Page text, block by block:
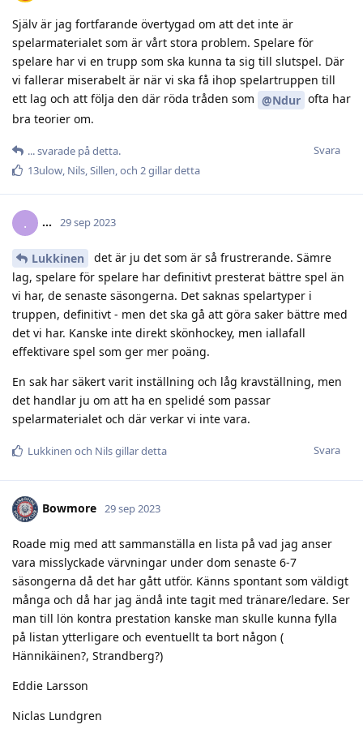
Själv är jag fortfarande övertygad om att det inte är
spelarmaterialet som är vårt stora problem. Spelare för
spelare har vi en trupp som ska kunna ta sig till slutspel. Där
vi fallerar miserabelt är när vi ska få ihop spelartruppen till
ett lag och att följa den där röda tråden som @Ndur ofta har
bra teorier om.
Svara
.​.​.​svarade på detta.
13ulow, Nils,Sillen, och 2gillar detta
. .​.​.​ 29 sep 2023
Lukkinen
det är ju det som är så frustrerande. Sämre
lag, spelare för spelare har definitivt presterat bättre spel än
vi har, de senaste säsongerna. Det saknas spelartyper i
truppen, definitivt - men det ska gå att göra saker bättre med
det vi har. Kanske inte direkt skönhockey, men iallafall
effektivare spel som ger mer poäng.
En sak har säkert varit inställning och låg kravställning, men
det handlar ju om att ha en spelidé som passar
spelarmaterialet och där verkar vi inte vara.
Svara
Lukkinen och Nilsgillar detta
Bowmore 29 sep 2023
Roade mig med att sammanställa en lista på vad jag anser
vara misslyckade värvningar under dom senaste 6-7
säsongerna då det har gått utför. Känns spontant som väldigt
många och då har jag ändå inte tagit med tränare/ledare. Ser
man till lön kontra prestation kanske man skulle kunna fylla
på listan ytterligare och eventuellt ta bort någon (
Hännikäinen?, Strandberg?)
Eddie Larsson
Niclas Lundgren